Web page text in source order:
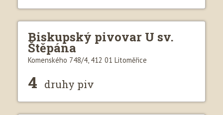
Biskupský pivovar U sv.
Štěpána
Komenského 748/4, 412 01 Litoměřice
4 druhy piv